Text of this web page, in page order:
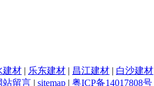
建材 | 乐东建材 | 昌江建材 | 白沙建材
站留言 | sitemap | 粤ICP备14017808号